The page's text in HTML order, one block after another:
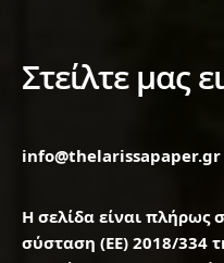
Στείλτε μας
info@thelarissapaper.gr
Η σελίδα είναι
σύσταση (ΕΕ) 2018/334